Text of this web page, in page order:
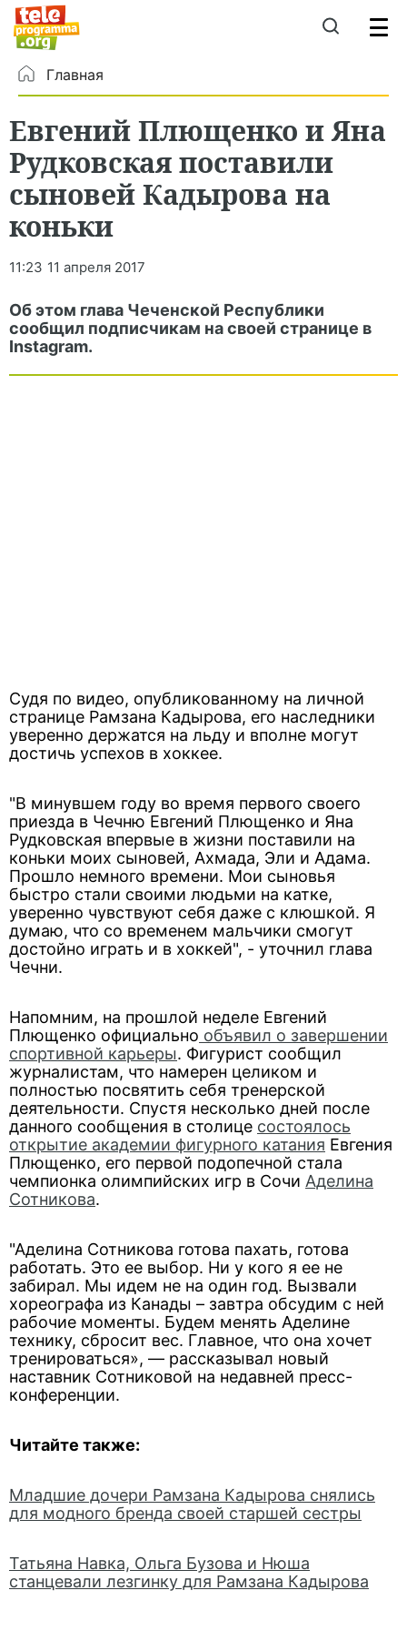
Главная
Евгений Плющенко и Яна
Рудковская поставили
сыновей Кадырова на
коньки
11:23 11 апреля 2017
Об этом глава Чеченской Республики
сообщил подписчикам на своей странице в
Instagram.
Судя по видео, опубликованному на личной
странице Рамзана Кадырова, его наследники
уверенно держатся на льду и вполне могут
достичь успехов в хоккее.
"В минувшем году во время первого своего
приезда в Чечню Евгений Плющенко и Яна
Рудковская впервые в жизни поставили на
коньки моих сыновей, Ахмада, Эли и Адама.
Прошло немного времени. Мои сыновья
быстро стали своими людьми на катке,
уверенно чувствуют себя даже с клюшкой. Я
думаю, что со временем мальчики смогут
достойно играть и в хоккей", - уточнил глава
Чечни.
Напомним, на прошлой неделе Евгений
Плющенко официально объявил о завершении
спортивной карьеры. Фигурист сообщил
журналистам, что намерен целиком и
полностью посвятить себя тренерской
деятельности. Спустя несколько дней после
данного сообщения в столице состоялось
открытие академии фигурного катания Евгения
Плющенко, его первой подопечной стала
чемпионка олимпийских игр в Сочи Аделина
Сотникова.
"Аделина Сотникова готова пахать, готова
работать. Это ее выбор. Ни у кого я ее не
забирал. Мы идем не на один год. Вызвали
хореографа из Канады – завтра обсудим с ней
рабочие моменты. Будем менять Аделине
технику, сбросит вес. Главное, что она хочет
тренироваться», — рассказывал новый
наставник Сотниковой на недавней пресс-
конференции.
Читайте также:
Младшие дочери Рамзана Кадырова снялись
для модного бренда своей старшей сестры
Татьяна Навка, Ольга Бузова и Нюша
станцевали лезгинку для Рамзана Кадырова